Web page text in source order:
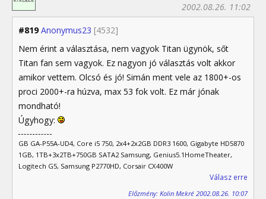
#819 Anonymus23 [4532]
2002.08.26. 11:02
Nem érint a választása, nem vagyok Titan ügynök, sőt
Titan fan sem vagyok. Ez nagyon jó választás volt akkor
amikor vettem. Olcsó és jó! Simán ment vele az 1800+-os
proci 2000+-ra húzva, max 53 fok volt. Ez már jónak
mondható!
Úgyhogy:
GB GA-P55A-UD4, Core i5 750, 2x4+2x2GB DDR3 1600, Gigabyte HD5870
1GB, 1TB+3x2TB+750GB SATA2 Samsung, Genius5.1HomeTheater,
Logitech G5, Samsung P2770HD, Corsair CX400W
Válasz erre
Előzmény: Kolin Mekré 2002.08.26. 10:07